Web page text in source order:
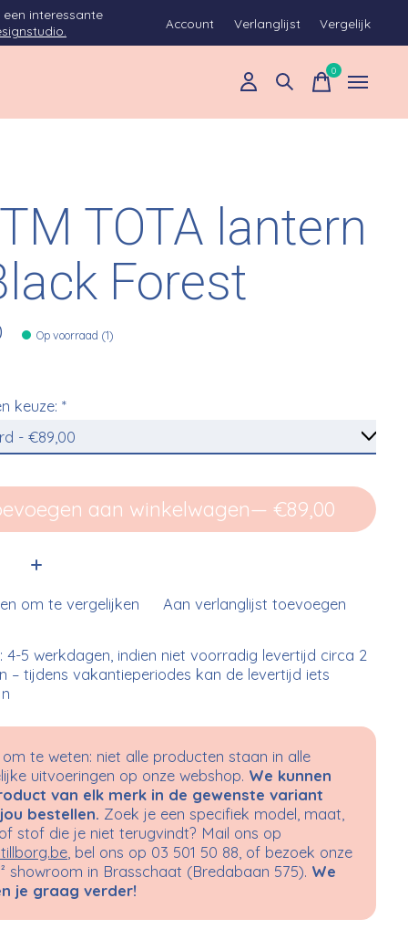
interessante
Account Verlanglijst Vergelijk
0items
TOTA lantern
Forest
Op voorraad (1)
keuze:*
aan winkelwagen
— €89,00
om te vergelijken Aan verlanglijst toevoegen
4-5 werkdagen, indien niet voorradig levertijd circa 2
– tijdens vakantieperiodes kan de levertijd iets
te weten: niet alle producten staan in alle
uitvoeringen op onze webshop. We kunnen
van elk merk in de gewenste variant
bestellen. Zoek je een specifiek model, maat,
stof die je niet terugvindt? Mail ons op
, bel ons op 03 501 50 88, of bezoek onze
showroom in Brasschaat (Bredabaan 575). We
je graag verder!